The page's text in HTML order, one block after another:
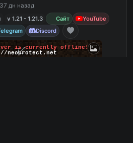
дн назад
v 1.21 - 1.21.3 Сайт
YouTube
Discord
is currently offline!
neoprotect.net